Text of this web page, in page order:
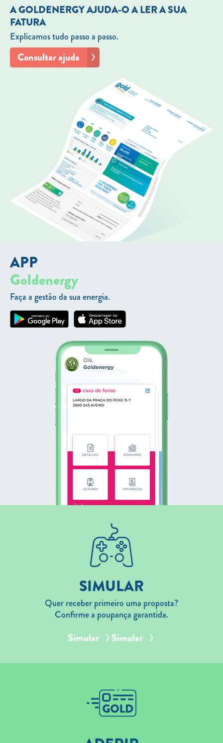
A GOLDENERGY AJUDA-O A LER A SUA
FATURA
Explicamos tudo passo a passo.
Consultar ajuda
APP
Goldenergy
Faça a gestão da sua energia.
SIMULAR
Quer receber primeiro uma proposta?
Confirme a poupança garantida.
Simular Simular